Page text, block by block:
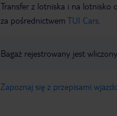
Transfer z lotniska i na lotnisko
za pośrednictwem TUI Cars.
Bagaż rejestrowany jest
Zapoznaj się z przepisami